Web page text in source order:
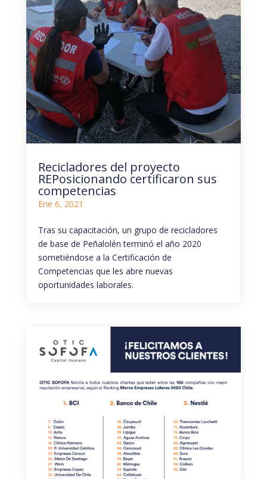
Recicladores del proyecto
REPosicionando certificaron sus
competencias
Ene 6, 2021
Tras su capacitación, un grupo de recicladores
de base de Peñalolén terminó el año 2020
sometiéndose a la Certificación de
Competencias que les abre nuevas
oportunidades laborales.